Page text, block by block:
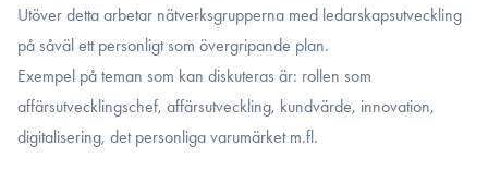
Utöver detta arbetar nätverksgrupperna med ledarskapsutveckling
på såväl ett personligt som övergripande plan.
Exempel på teman som kan diskuteras är: rollen som
affärsutvecklingschef, affärsutveckling, kundvärde, innovation,
digitalisering, det personliga varumärket m.fl.